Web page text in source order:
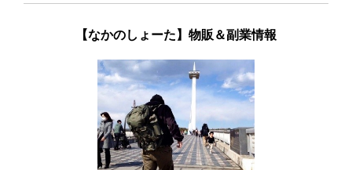
【なかのしょーた】物販＆副業情報